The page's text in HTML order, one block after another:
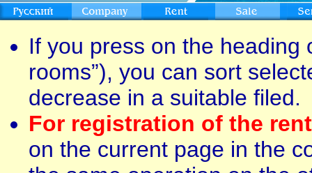
If you press on the heading
rooms”), you can sort
decrease in a suitable filed.
For registration of the
on the current page in the